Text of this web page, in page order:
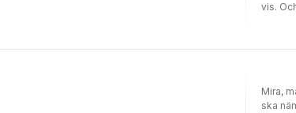
vis.
Mira,
ska